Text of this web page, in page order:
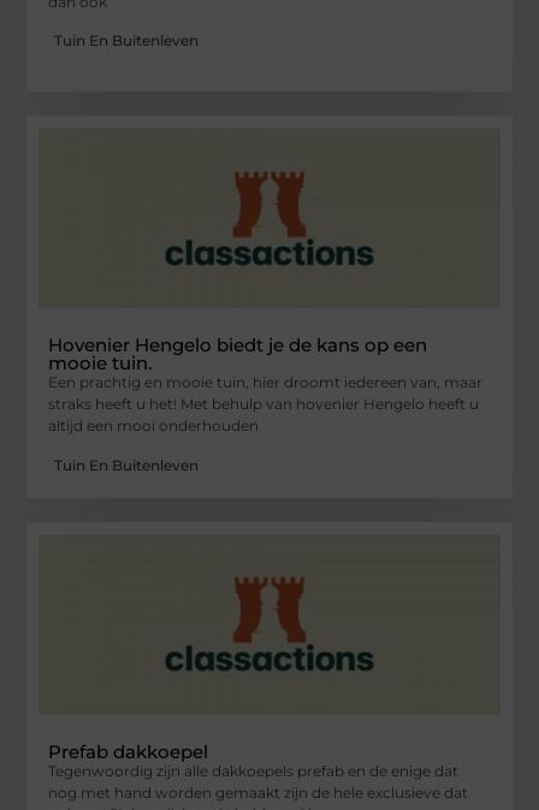
Tuin En Buitenleven
Hovenier Hengelo biedt je de kans op een
mooie tuin.
Een prachtig en mooie tuin, hier droomt iedereen van, maar
straks heeft u het! Met behulp van hovenier Hengelo heeft u
altijd een mooi onderhouden
Tuin En Buitenleven
Prefab dakkoepel
Tegenwoordig zijn alle dakkoepels prefab en de enige dat
nog met hand worden gemaakt zijn de hele exclusieve dat